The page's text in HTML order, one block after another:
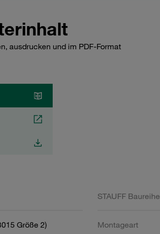
ausdrucken und im PDF-Format
STAUFF Baureihe
Größe 2) Montageart